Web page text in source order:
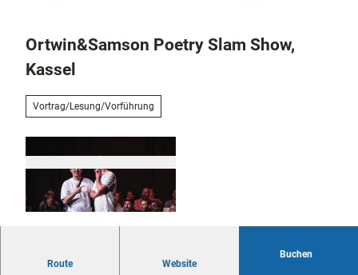
Kunst
und
Them
en
Festiv
als
Musee
Kur in Bad
Wilhelmshöhe
Aktiv
draußen
Parks
fahren in
Entdeckertouren
Ortwin&Samson Poetry Slam Show,
Kassel
Vortrag/Lesung/Vorführung
Route Website
Buchen
Ortwin Ferdinand und Jonas Samson Völk sind Spaßkanonen